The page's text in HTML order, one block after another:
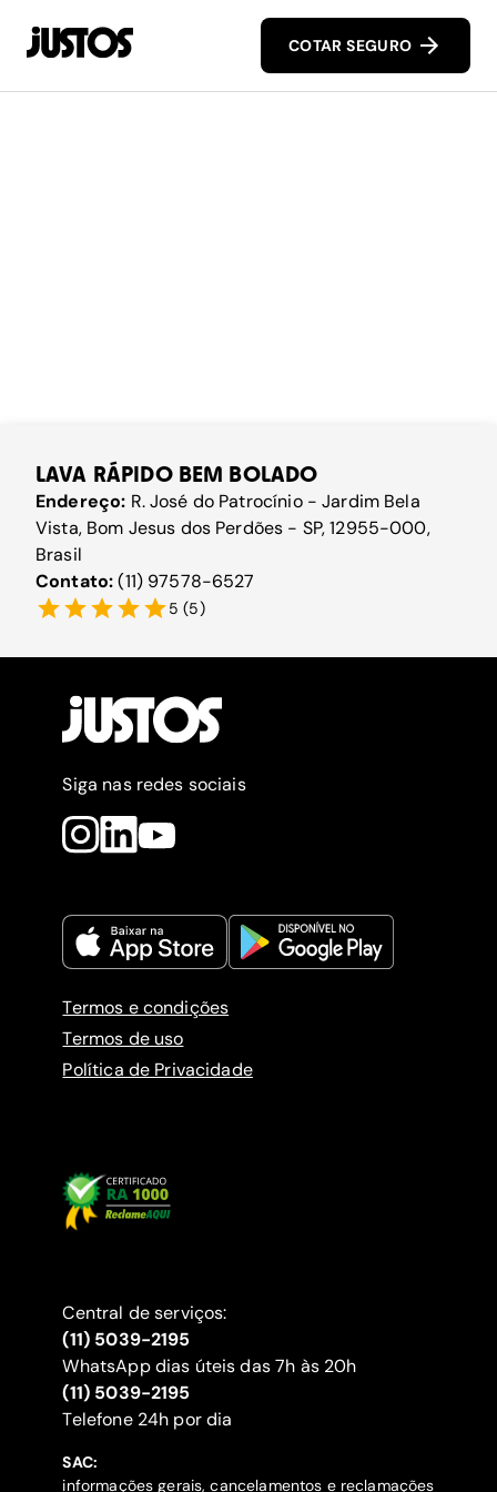
COTAR SEGURO
LAVA RÁPIDO BEM BOLADO
Endereço: R. José do Patrocínio - Jardim Bela
Vista, Bom Jesus dos Perdões - SP, 12955-000,
Brasil
Contato:(11) 97578-6527
5 (5)
Siga nas redes sociais
Termos e condições
Termos de uso
Política de Privacidade
Central de serviços:
(11) 5039-2195
WhatsApp dias úteis das 7h às 20h
(11) 5039-2195
‍Telefone 24h por dia
SAC:
informações gerais, cancelamentos e reclamações